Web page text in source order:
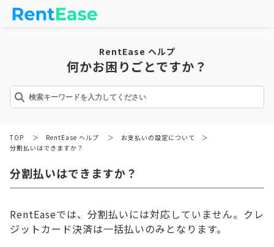
RentEase ヘルプ
何かお困りごとですか？
TOP ＞ RentEase ヘルプ ＞ お支払いの設定について
＞
分割払いはできますか？
分割払いはできますか？
RentEaseでは、分割払いには対応していません。クレ
ジットカード決済は一括払いのみとなります。